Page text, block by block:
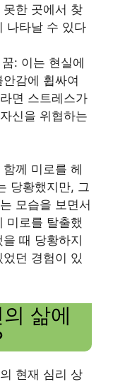
한 곳에서 찾
나타날 수 있다
: 이는 현실에
감에 휩싸여
면 스트레스가
신을 위협하는
께 미로를 헤
당황했지만, 그
모습을 보면서
미로를 탈출했
때 당황하지
던 경험이 있
삶에
현재 심리 상